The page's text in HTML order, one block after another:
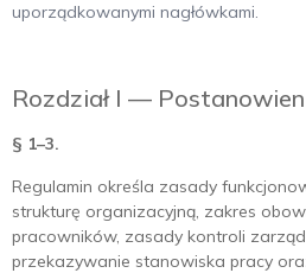
uporządkowanymi nagłówkami.
Rozdział I —
§ 1–3.
Regulamin określa zasady
strukturę organizacyjną, zakres
pracowników, zasady kontroli
przekazywanie stanowiska pracy